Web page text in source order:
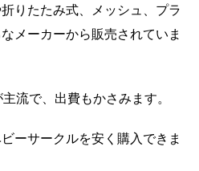
りたたみ式、メッシュ、プラ
メーカーから販売されていま
流で、出費もかさみます。
ーサークルを安く購入できま